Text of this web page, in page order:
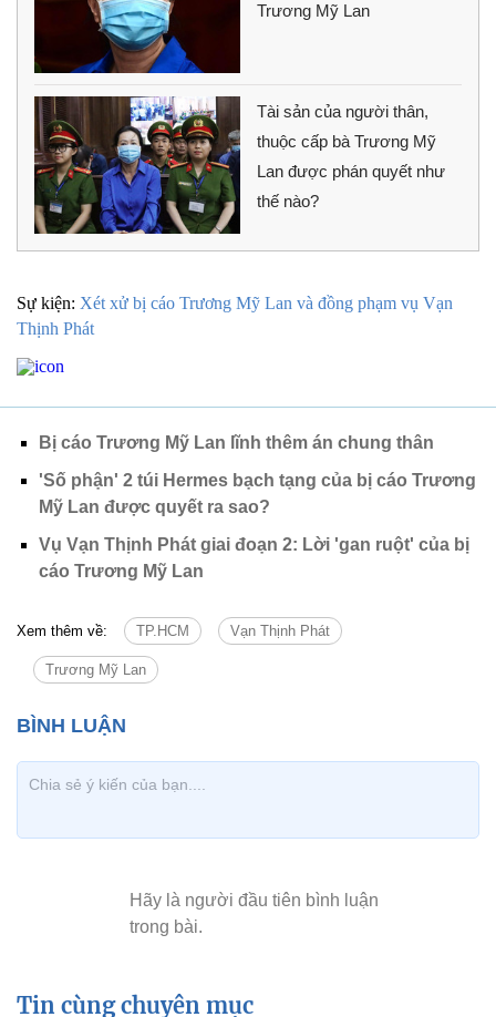
Sự kiện: Xét xử bị cáo Trương Mỹ Lan và đồng phạm vụ Vạn
Thịnh Phát
Trương Mỹ Lan
Tài sản của người thân,
thuộc cấp bà Trương Mỹ
Lan được phán quyết như
thế nào?
Bị cáo Trương Mỹ Lan lĩnh thêm án chung thân
'Số phận' 2 túi Hermes bạch tạng của bị cáo Trương
Mỹ Lan được quyết ra sao?
Vụ Vạn Thịnh Phát giai đoạn 2: Lời 'gan ruột' của bị
cáo Trương Mỹ Lan
Xem thêm về: TP.HCM Vạn Thịnh Phát
Trương Mỹ Lan
Tin cùng chuyên mục